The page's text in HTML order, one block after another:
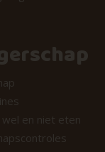
en niet eten